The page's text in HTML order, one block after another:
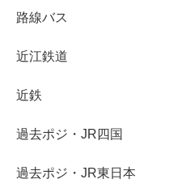
路線バス
近江鉄道
近鉄
過去ポジ・JR四国
過去ポジ・JR東日本